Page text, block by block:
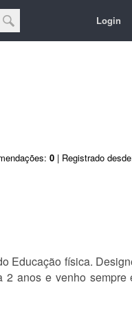
Login
0 | Registrado
Educação física.
anos e venho sempre